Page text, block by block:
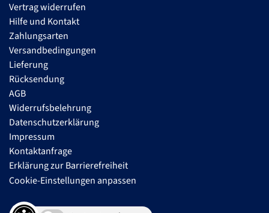
Vertrag widerrufen
Hilfe und Kontakt
Zahlungsarten
Versandbedingungen
Lieferung
Rücksendung
AGB
Widerrufsbelehrung
Datenschutzerklärung
Impressum
Kontaktanfrage
Erklärung zur Barrierefreiheit
Cookie-Einstellungen anpassen